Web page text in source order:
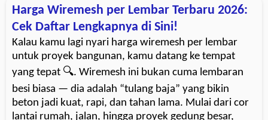
Harga Wiremesh per Lembar Terbaru 2026:
Cek Daftar Lengkapnya di Sini!
Kalau kamu lagi nyari harga wiremesh per lembar
untuk proyek bangunan, kamu datang ke tempat
yang tepat 🔍. Wiremesh ini bukan cuma lembaran
besi biasa — dia adalah “tulang baja” yang bikin
beton jadi kuat, rapi, dan tahan lama. Mulai dari cor
lantai rumah, jalan, hingga proyek gedung besar,